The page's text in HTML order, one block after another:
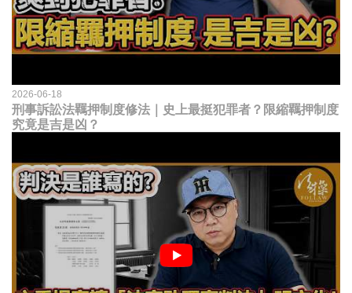
2026-06-18
刑事訴訟法羈押制度修法｜史上最挺犯罪者？限縮羈押制度
究竟是吉是凶？